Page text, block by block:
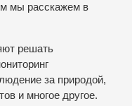
мы расскажем в
решать
за природой,
и многое другое.